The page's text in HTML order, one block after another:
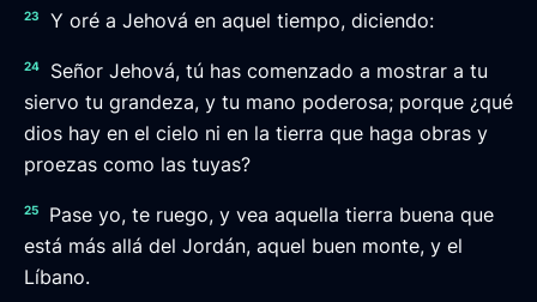
23 Y oré a Jehová en aquel tiempo, diciendo:
24
Señor Jehová, tú has comenzado a mostrar a tu
siervo tu grandeza, y tu mano poderosa; porque ¿qué
dios hay en el cielo ni en la tierra que haga obras y
proezas como las tuyas?
25
Pase yo, te ruego, y vea aquella tierra buena que
está más allá del Jordán, aquel buen monte, y el
Líbano.